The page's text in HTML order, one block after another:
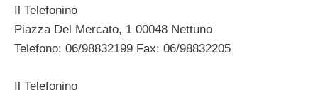
Il Telefonino
Piazza Del Mercato, 1 00048 Nettuno
Telefono: 06/98832199 Fax: 06/98832205
Il Telefonino